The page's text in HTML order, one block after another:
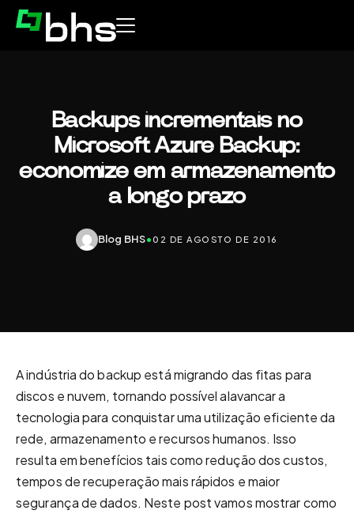
Backups incrementais no
Microsoft Azure Backup:
economize em armazenamento
a longo prazo
Blog BHS• 02 DE AGOSTO DE 2016
A indústria do backup está migrando das fitas para
discos e nuvem, tornando possível alavancar a
tecnologia para conquistar uma utilização eficiente da
rede, armazenamento e recursos humanos. Isso
resulta em benefícios tais como redução dos custos,
tempos de recuperação mais rápidos e maior
segurança de dados. Neste post vamos mostrar como